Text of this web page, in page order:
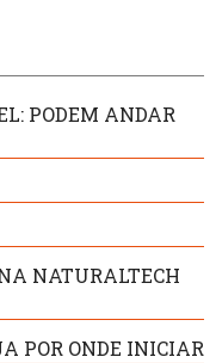
PODEM ANDAR
NATURALTECH
POR ONDE INICIAR